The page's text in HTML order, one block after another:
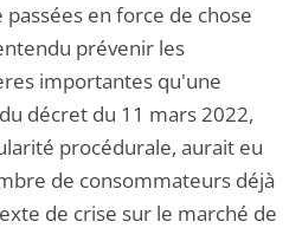
en force de chose
prévenir les
importantes qu'une
décret du 11 mars 2022,
procédurale, aurait eu
de consommateurs déjà
de crise sur le marché de